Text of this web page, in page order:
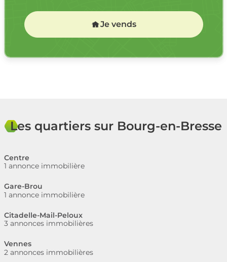
Je vends
Les quartiers sur Bourg-en-Bresse
Centre
1 annonce immobilière
Gare-Brou
1 annonce immobilière
Citadelle-Mail-Peloux
3 annonces immobilières
Vennes
2 annonces immobilières